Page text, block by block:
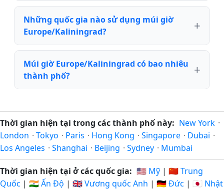
Những quốc gia nào sử dụng múi giờ
Europe/Kaliningrad?
Múi giờ Europe/Kaliningrad có bao nhiêu
thành phố?
Thời gian hiện tại trong các thành phố này: New York ·
London · Tokyo · Paris · Hong Kong · Singapore · Dubai ·
Los Angeles · Shanghai · Beijing · Sydney · Mumbai
Thời gian hiện tại ở các quốc gia: 🇺🇸 Mỹ | 🇨🇳 Trung
Quốc | 🇮🇳 Ấn Độ | 🇬🇧 Vương quốc Anh | 🇩🇪 Đức | 🇯🇵 Nhật